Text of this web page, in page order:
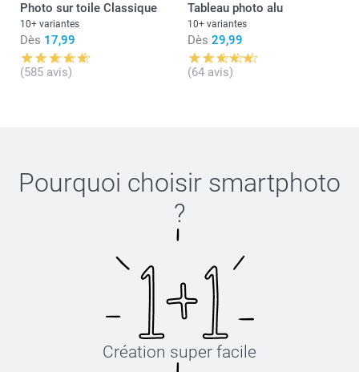
Photo sur toile Classique
10+ variantes
Dès 17,99
(585 avis)
Tableau photo alu
10+ variantes
Dès 29,99
(64 avis)
Pourquoi choisir smartphoto
?
Création super facile